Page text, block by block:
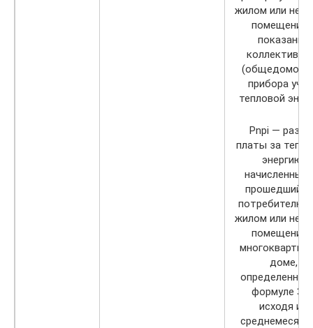
жилом или
помещении
показаний
прибора
тепловой
Pnpi —
платы за
энергию,
начисленный
прошедший
потребителю
жилом или
помещении
доме,
формуле
исходя из